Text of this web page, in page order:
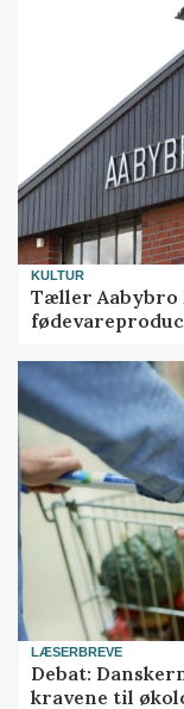
KULTUR
Tæller Aabybro
LÆSERBREVE
Debat:
kravene til